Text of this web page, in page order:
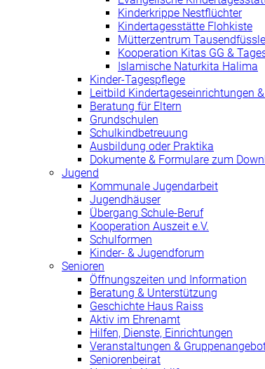
Kinderkrippe Nestflüchter
Kindertagesstätte Flohkiste
Mütterzentrum
Kooperation Kitas GG &
Islamische Naturkita Halima
Kinder-Tagespflege
Leitbild Kindertageseinrichtungen
Beratung für Eltern
Grundschulen
Schulkindbetreuung
Ausbildung oder Praktika
Dokumente & Formulare zum
Jugend
Kommunale Jugendarbeit
Jugendhäuser
Übergang Schule-Beruf
Kooperation Auszeit e.V.
Schulformen
Kinder- & Jugendforum
Senioren
Öffnungszeiten und Information
Beratung & Unterstützung
Geschichte Haus Raiss
Aktiv im Ehrenamt
Hilfen, Dienste, Einrichtungen
Veranstaltungen &
Seniorenbeirat